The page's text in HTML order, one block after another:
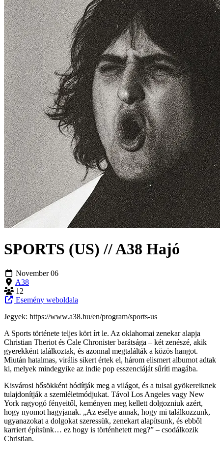
SPORTS (US) // A38 Hajó
November 06
A38
12
Esemény weboldala
Jegyek: https://www.a38.hu/en/program/sports-us
A Sports története teljes kört írt le. Az oklahomai zenekar alapja
Christian Theriot és Cale Chronister barátsága – két zenészé, akik
gyerekként találkoztak, és azonnal megtalálták a közös hangot.
Miután hatalmas, virális sikert értek el, három elismert albumot adtak
ki, melyek mindegyike az indie pop esszenciáját sűríti magába.
Kisvárosi hősökként hódítják meg a világot, és a tulsai gyökereiknek
tulajdonítják a szemléletmódjukat. Távol Los Angeles vagy New
York ragyogó fényeitől, keményen meg kellett dolgozniuk azért,
hogy nyomot hagyjanak. „Az esélye annak, hogy mi találkozzunk,
ugyanazokat a dolgokat szeressük, zenekart alapítsunk, és ebből
karriert építsünk… ez hogy is történhetett meg?” – csodálkozik
Christian.